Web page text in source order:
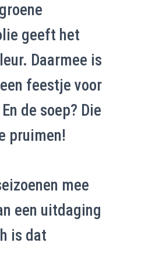
geeft het
Daarmee is
feestje voor
de soep? Die
pruimen!
mee
een uitdaging
is dat